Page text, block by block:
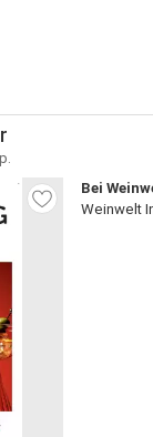
Bei
Weinwelt